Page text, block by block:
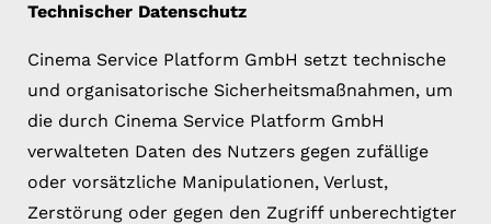
Technischer Datenschutz
Cinema Service Platform GmbH setzt technische
und organisatorische Sicherheitsmaßnahmen, um
die durch Cinema Service Platform GmbH
verwalteten Daten des Nutzers gegen zufällige
oder vorsätzliche Manipulationen, Verlust,
Zerstörung oder gegen den Zugriff unberechtigter